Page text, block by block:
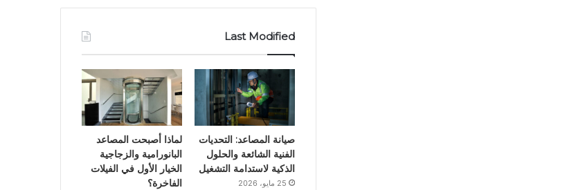
ب
و
ك
ت
ر
ك
د
إ
ن
ي
و
ب
ت
ق
ر
ا
م
Last Modified
صيانة المصاعد: التحديات
الفنية الشائعة والحلول
الذكية لاستدامة التشغيل
25 مايو، 2026
لماذا أصبحت المصاعد
البانورامية والزجاجية
الخيار الأول في الفيلات
الفاخرة؟